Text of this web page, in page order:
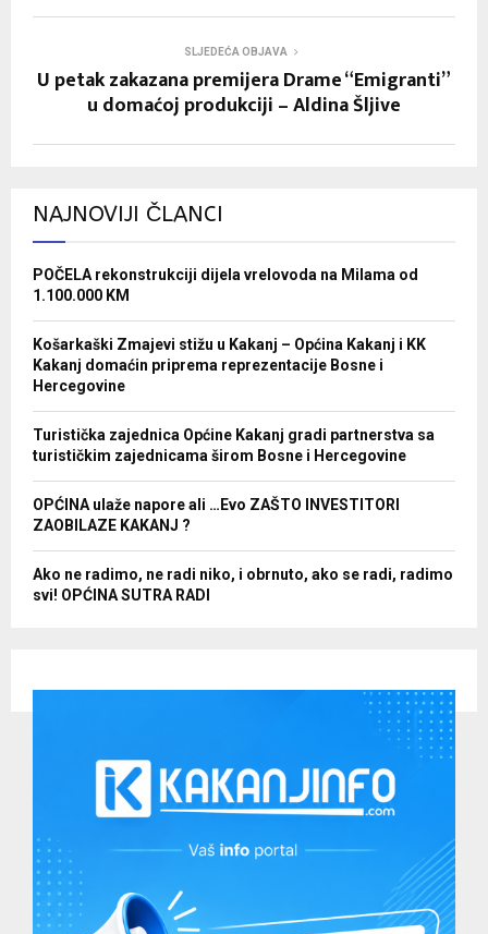
SLJEDEĆA OBJAVA
U petak zakazana premijera Drame “Emigranti”
u domaćoj produkciji – Aldina Šljive
NAJNOVIJI ČLANCI
POČELA rekonstrukciji dijela vrelovoda na Milama od
1.100.000 KM
Košarkaški Zmajevi stižu u Kakanj – Općina Kakanj i KK
Kakanj domaćin priprema reprezentacije Bosne i
Hercegovine
Turistička zajednica Općine Kakanj gradi partnerstva sa
turističkim zajednicama širom Bosne i Hercegovine
OPĆINA ulaže napore ali …Evo ZAŠTO INVESTITORI
ZAOBILAZE KAKANJ ?
Ako ne radimo, ne radi niko, i obrnuto, ako se radi, radimo
svi! OPĆINA SUTRA RADI